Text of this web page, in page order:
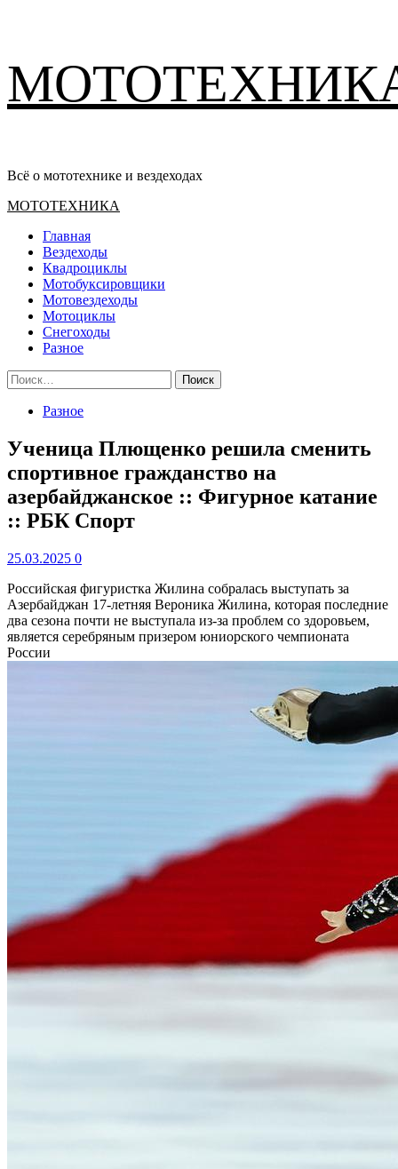
содержимому
Всё о мототехнике и вездеходах
Основное
МОТОТЕХНИКА
Главная
Вездеходы
Квадроциклы
Мотобуксировщики
Мотовездеходы
Мотоциклы
Снегоходы
Разное
Найти:
Разное
Ученица Плющенко решила сменить
спортивное гражданство на
азербайджанское :: Фигурное катание
:: РБК Спорт
25.03.2025 0
Российская фигуристка Жилина собралась выступать за
Азербайджан 17-летняя Вероника Жилина, которая последние
два сезона почти не выступала из-за проблем со здоровьем,
является серебряным призером юниорского чемпионата
России